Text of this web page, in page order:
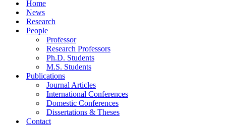
Home
News
Research
People
Professor
Research Professors
Ph.D. Students
M.S. Students
Publications
Journal Articles
International Conferences
Domestic Conferences
Dissertations & Theses
Contact